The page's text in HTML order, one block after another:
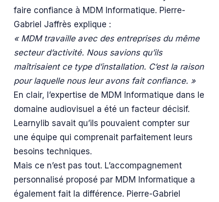
faire confiance à MDM Informatique. Pierre-
Gabriel Jaffrès explique :
« MDM travaille avec des entreprises du même
secteur d’activité. Nous savions qu’ils
maîtrisaient ce type d’installation. C’est la raison
pour laquelle nous leur avons fait confiance. »
En clair, l’expertise de MDM Informatique dans le
domaine audiovisuel a été un facteur décisif.
Learnylib savait qu’ils pouvaient compter sur
une équipe qui comprenait parfaitement leurs
besoins techniques.
Mais ce n’est pas tout. L’accompagnement
personnalisé proposé par MDM Informatique a
également fait la différence. Pierre-Gabriel